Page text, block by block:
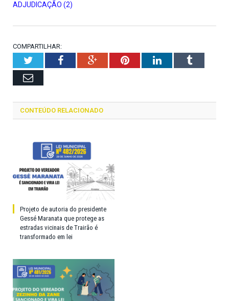
ADJUDICAÇÃO (2)
COMPARTILHAR:
TwitterFacebookGoogle+PinterestLinkedInTumblr
Email
CONTEÚDO RELACIONADO
Projeto de autoria do presidente
Gessé Maranata que protege as
estradas vicinais de Trairão é
transformado em lei